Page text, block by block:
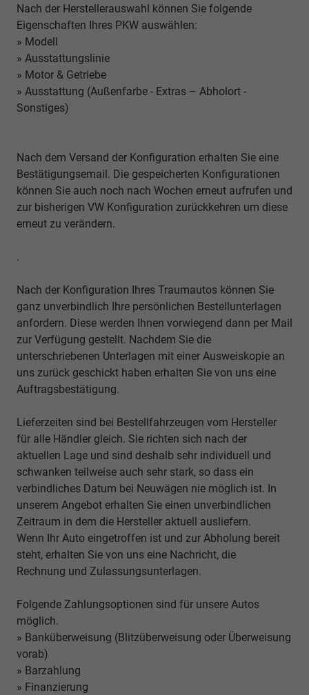
Nach der Herstellerauswahl können Sie folgende
Eigenschaften Ihres PKW auswählen:
» Modell
» Ausstattungslinie
» Motor & Getriebe
» Ausstattung (Außenfarbe - Extras – Abholort -
Sonstiges)
Nach dem Versand der Konfiguration erhalten Sie eine
Bestätigungsemail. Die gespeicherten Konfigurationen
können Sie auch noch nach Wochen erneut aufrufen und
zur bisherigen VW Konfiguration zurückkehren um diese
erneut zu verändern.
.
Nach der Konfiguration Ihres Traumautos können Sie
ganz unverbindlich Ihre persönlichen Bestellunterlagen
anfordern. Diese werden Ihnen vorwiegend dann per Mail
zur Verfügung gestellt. Nachdem Sie die
unterschriebenen Unterlagen mit einer Ausweiskopie an
uns zurück geschickt haben erhalten Sie von uns eine
Auftragsbestätigung.
Lieferzeiten sind bei Bestellfahrzeugen vom Hersteller
für alle Händler gleich. Sie richten sich nach der
aktuellen Lage und sind deshalb sehr individuell und
schwanken teilweise auch sehr stark, so dass ein
verbindliches Datum bei Neuwägen nie möglich ist. In
unserem Angebot erhalten Sie einen unverbindlichen
Zeitraum in dem die Hersteller aktuell ausliefern.
Wenn Ihr Auto eingetroffen ist und zur Abholung bereit
steht, erhalten Sie von uns eine Nachricht, die
Rechnung und Zulassungsunterlagen.
Folgende Zahlungsoptionen sind für unsere Autos
möglich.
» Banküberweisung (Blitzüberweisung oder Überweisung
vorab)
» Barzahlung
» Finanzierung